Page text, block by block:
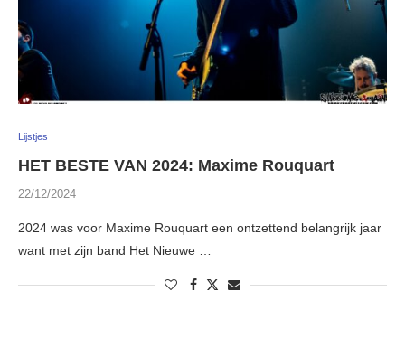
Lijstjes
HET BESTE VAN 2024: Maxime Rouquart
22/12/2024
2024 was voor Maxime Rouquart een ontzettend belangrijk jaar
want met zijn band Het Nieuwe …